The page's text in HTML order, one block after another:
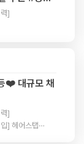
❤️ 대규모 채